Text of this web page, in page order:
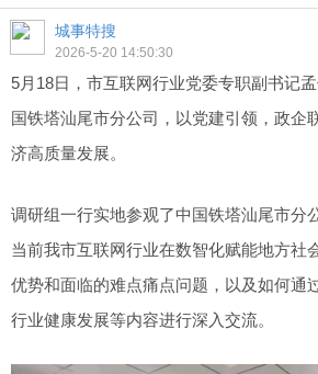
城事特搜
2026-5-20 14:50:30
5月18日，市互联网行业党委专职副书记
国铁塔汕尾市分公司，以党建引领，政企
济高质量发展。
调研组一行实地参观了中国铁塔汕尾市分
当前我市互联网行业在数智化赋能地方社
优势和面临的难点痛点问题，以及如何通
行业健康发展等内容进行深入交流。